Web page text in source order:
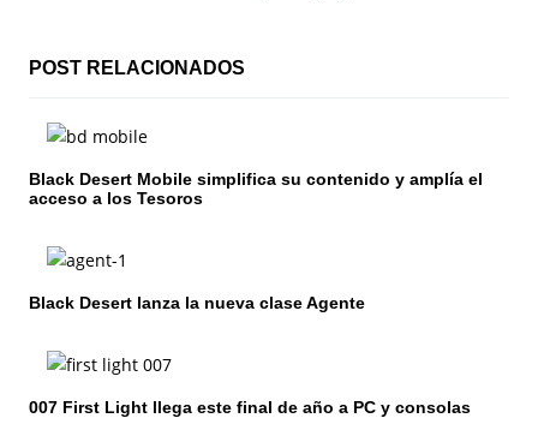
i
n
d
e
e
r
POST RELACIONADOS
Black Desert Mobile simplifica su contenido y amplía el
acceso a los Tesoros
Black Desert lanza la nueva clase Agente
007 First Light llega este final de año a PC y consolas